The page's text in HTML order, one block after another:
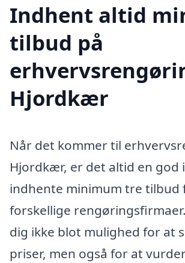
Indhent altid
tilbud på
Hjordkær
Når det kommer til
Hjordkær, er det altid en god
indhente minimum tre tilbud
forskellige
dig ikke blot mulighed for at
priser, men også for at